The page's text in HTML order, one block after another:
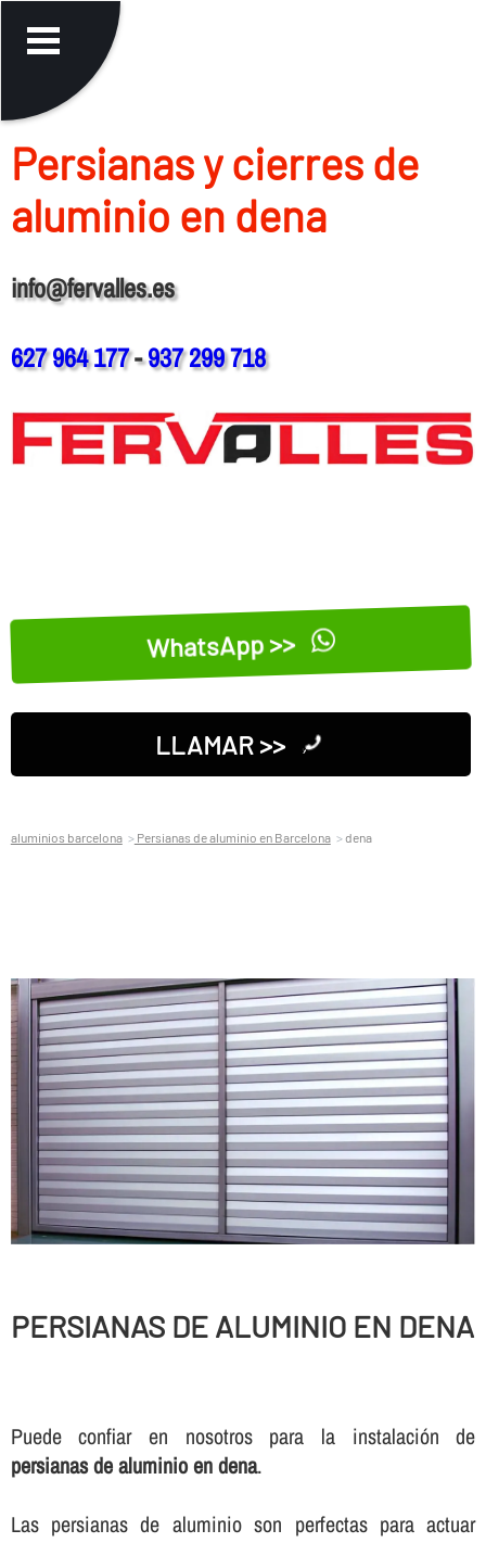
Persianas y cierres de
aluminio en dena
info@fervalles.es
627 964 177-937 299 718
WhatsApp >>
LLAMAR >>
aluminios barcelona Persianas de aluminio en Barcelona dena
PERSIANAS DE ALUMINIO EN DENA
Puede confiar en nosotros para la instalación de
persianas de aluminio en dena.
Las persianas de aluminio son perfectas para actuar